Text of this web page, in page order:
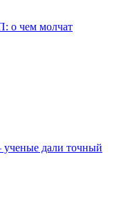
о чем молчат
дали точный